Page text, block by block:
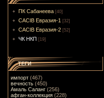
ПК Сабанеева [40]
CACIB Евразия-1 [32]
CACIB Евразия-2 [52]
ЧК НКП [19]
ТЕГИ
импорт (467)
вечность (450)
Амаль Саланг (256)
афган-коллекция (228)